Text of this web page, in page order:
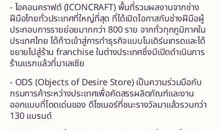
- ไอคอนคราฟต์ (ICONCRAFT) พื้นที่รวมผลงานจากช่าง
ฝีมือไทยทั่วประเทศที่ใหญ่ที่สุด ที่ได้เปิดโอกาสกับช่างฝีมือผู้
ประกอบการรายย่อยมากกว่า 800 ราย จากทั่วทุกภูมิภาคใน
ประเทศไทย ได้ก้าวเข้าสู่การทำธุรกิจแบบโมเดิร์นเทรดและได้
ขยายไปสู่ร้าน franchise ในต่างประเทศซึ่งมีเปิดดำเนินการ
ร้านแรกแล้วที่มาเลเซีย
- ODS (Objects of Desire Store) เป็นความร่วมมือกับ
กรมการค้าระหว่างประเทศเพื่อคัดสรรผลิตภัณฑ์และงาน
ออกแบบที่โดดเด่นของ ดีไซเนอร์ที่ชนะรางวัลมาแล้วรวมกว่า
130 แบรนด์